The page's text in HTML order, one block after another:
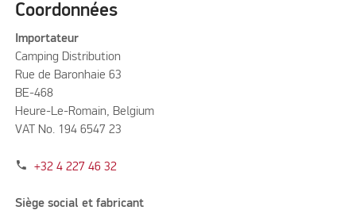
Coordonnées
Importateur
Camping Distribution
Rue de Baronhaie 63
BE-468
Heure-Le-Romain, Belgium
VAT No. 194 6547 23
phone +32 4 227 46 32
Siège social et fabricant